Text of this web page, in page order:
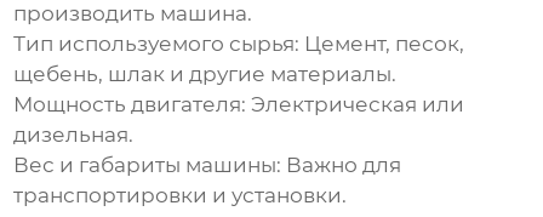
производить машина.
Тип используемого сырья: Цемент, песок,
щебень, шлак и другие материалы.
Мощность двигателя: Электрическая или
дизельная.
Вес и габариты машины: Важно для
транспортировки и установки.